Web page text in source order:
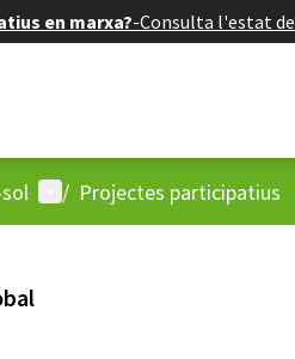
en marxa?-Consulta l'estat
Menú d'usuari
/ Projectes participatius